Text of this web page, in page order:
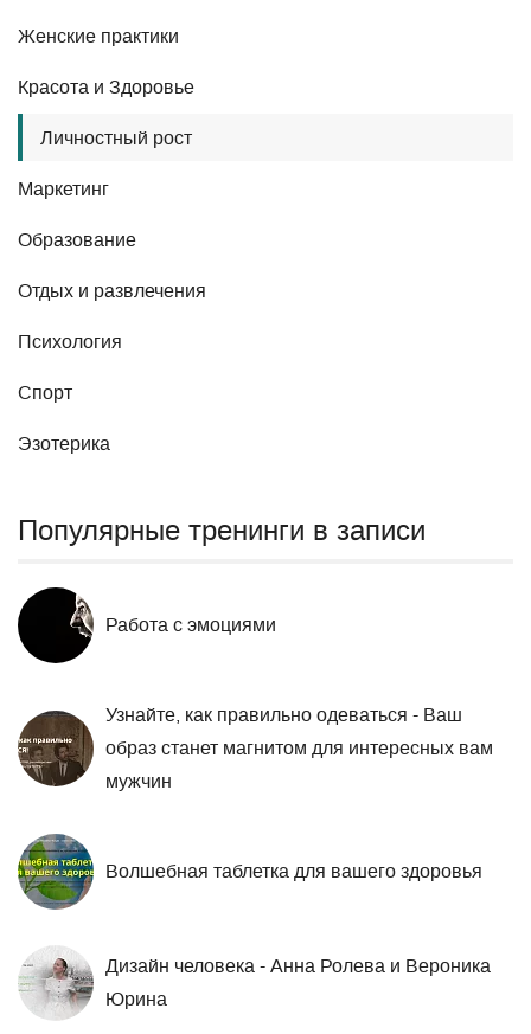
Женские практики
Красота и Здоровье
Личностный рост
Маркетинг
Образование
Отдых и развлечения
Психология
Спорт
Эзотерика
Популярные тренинги в записи
Работа с эмоциями
Узнайте, как правильно одеваться - Ваш
образ станет магнитом для интересных вам
мужчин
Волшебная таблетка для вашего здоровья
Дизайн человека - Анна Ролева и Вероника
Юрина